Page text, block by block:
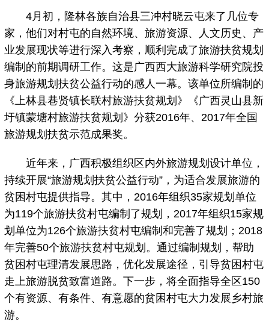
4月初，隆林各族自治县三冲村晓云屯来了几位专
家，他们对村屯的自然环境、旅游资源、人文历史、产
业发展现状等进行深入考察，顺利完成了旅游扶贫规划
编制的前期调研工作。这是广西西大旅游科学研究院投
身旅游规划扶贫公益行动的感人一幕。该单位所编制的
《上林县巷贤镇长联村旅游扶贫规划》《广西灵山县新
圩镇蒙塘村旅游扶贫规划》分获2016年、2017年全国
旅游规划扶贫示范成果奖。
近年来，广西积极组织区内外旅游规划设计单位，
持续开展“旅游规划扶贫公益行动”，为适合发展旅游的
贫困村屯提供指导。其中，2016年组织35家规划单位
为119个旅游扶贫村屯编制了规划，2017年组织15家规
划单位为126个旅游扶贫村屯编制和完善了规划；2018
年完善50个旅游扶贫村屯规划。通过编制规划，帮助
贫困村屯理清发展思路，优化发展途径，引导贫困村屯
走上旅游脱贫致富道路。下一步，将全面指导全区150
个有资源、有条件、有意愿的贫困村屯大力发展乡村旅
游。